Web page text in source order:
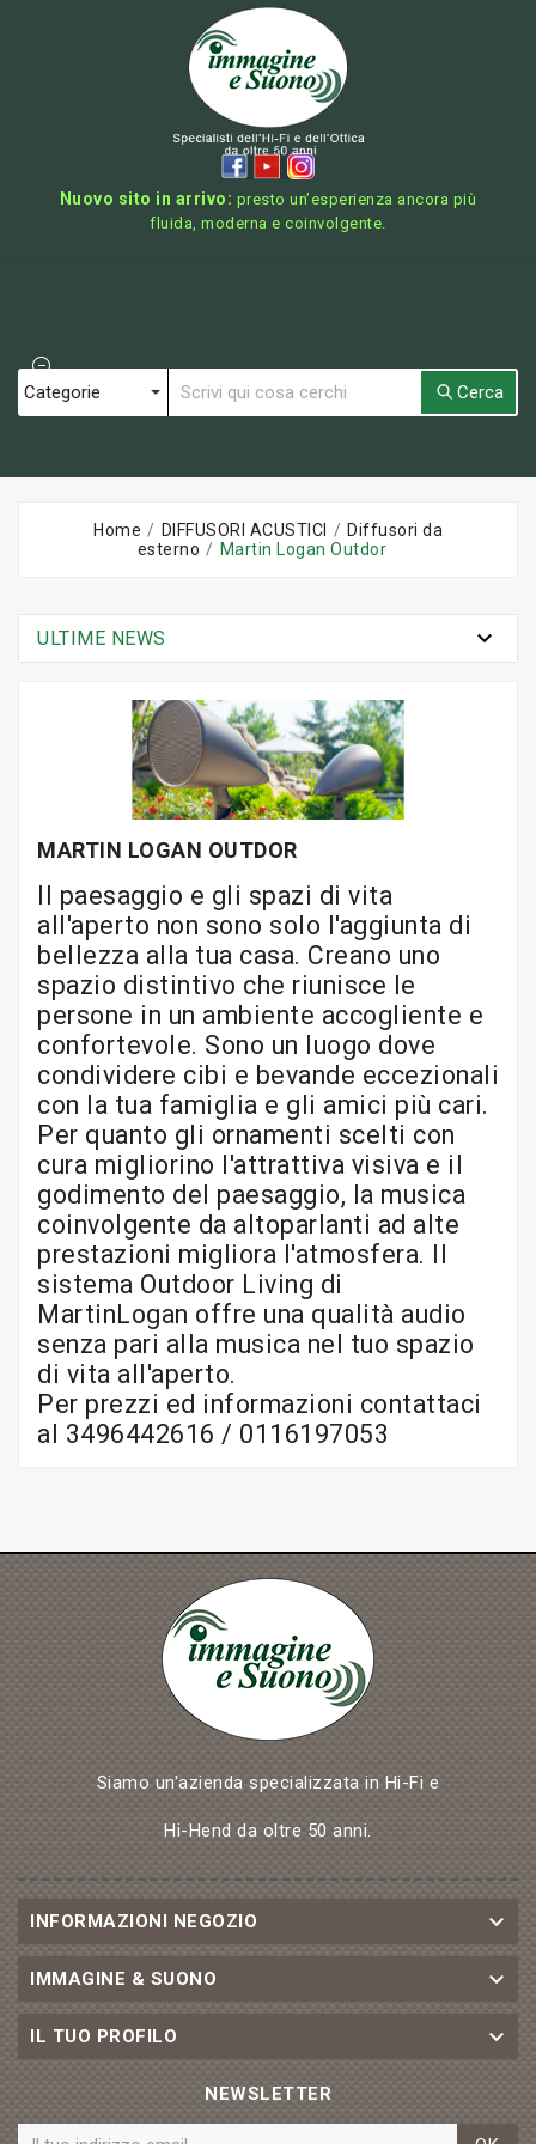
Nuovo sito in arrivo: presto un’esperienza ancora più
fluida, moderna e coinvolgente.
Cerca
Home DIFFUSORI ACUSTICI
Diffusori da
esterno
Martin Logan Outdor
ULTIME NEWS 
MARTIN LOGAN OUTDOR
Il paesaggio e gli spazi di vita
all'aperto non sono solo l'aggiunta di
bellezza alla tua casa. Creano uno
spazio distintivo che riunisce le
persone in un ambiente accogliente e
confortevole. Sono un luogo dove
condividere cibi e bevande eccezionali
con la tua famiglia e gli amici più cari.
Per quanto gli ornamenti scelti con
cura migliorino l'attrattiva visiva e il
godimento del paesaggio, la musica
coinvolgente da altoparlanti ad alte
prestazioni migliora l'atmosfera. Il
sistema Outdoor Living di
MartinLogan offre una qualità audio
senza pari alla musica nel tuo spazio
di vita all'aperto.
Per prezzi ed informazioni contattaci
al 3496442616 / 0116197053
Siamo un'azienda specializzata in Hi-Fi e
Hi-Hend da oltre 50 anni.
INFORMAZIONI NEGOZIO 
IMMAGINE & SUONO 
IL TUO PROFILO 
NEWSLETTER